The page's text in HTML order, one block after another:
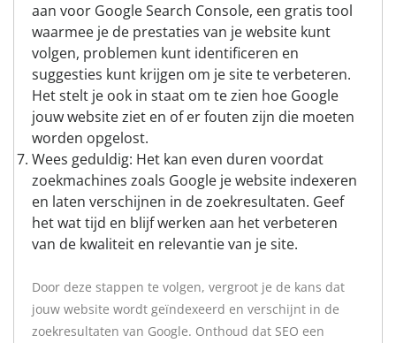
aan voor Google Search Console, een gratis tool
waarmee je de prestaties van je website kunt
volgen, problemen kunt identificeren en
suggesties kunt krijgen om je site te verbeteren.
Het stelt je ook in staat om te zien hoe Google
jouw website ziet en of er fouten zijn die moeten
worden opgelost.
Wees geduldig: Het kan even duren voordat
zoekmachines zoals Google je website indexeren
en laten verschijnen in de zoekresultaten. Geef
het wat tijd en blijf werken aan het verbeteren
van de kwaliteit en relevantie van je site.
Door deze stappen te volgen, vergroot je de kans dat
jouw website wordt geïndexeerd en verschijnt in de
zoekresultaten van Google. Onthoud dat SEO een